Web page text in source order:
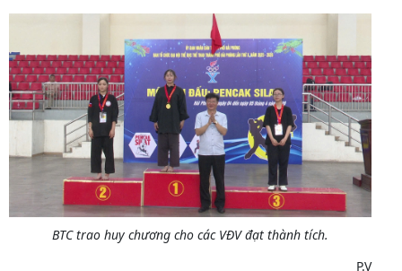
BTC trao huy chương cho các VĐV đạt thành tích.
P.V